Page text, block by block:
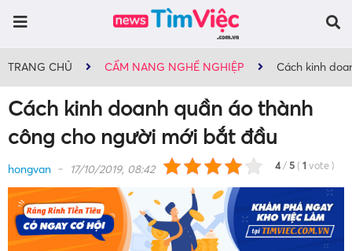
TRANG CHỦ CẨM NANG NGHỀ NGHIỆP Cách kinh
Cách kinh doanh quần áo thành
công cho người mới bắt đầu
4 / 5 ( 1 vote )
hongvan 17/10/2019, 08:42